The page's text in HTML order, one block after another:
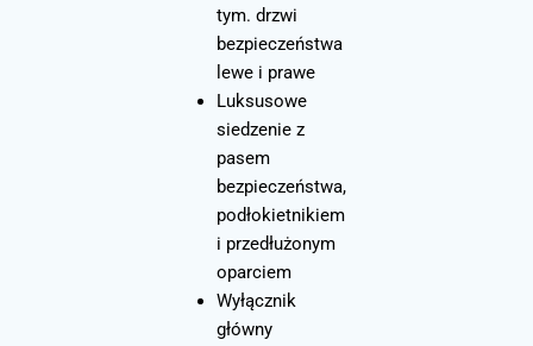
tym. drzwi
bezpieczeństwa
lewe i prawe
Luksusowe
siedzenie z
pasem
bezpieczeństwa,
podłokietnikiem
i przedłużonym
oparciem
Wyłącznik
główny